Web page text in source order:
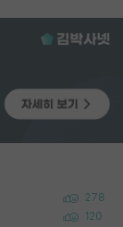
278
120